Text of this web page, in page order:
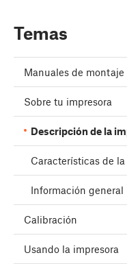
Temas
Manuales de montaje
Sobre tu impresora
Descripción de la
Características de
Información general
Calibración
Usando la impresora